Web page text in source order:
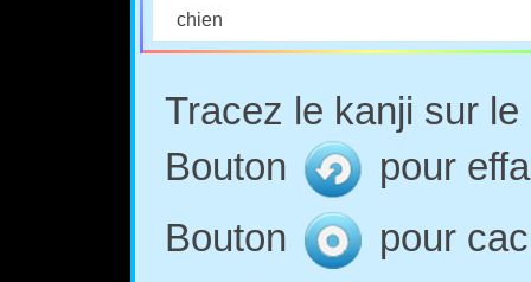
chien
Tracez le kanji sur
Bouton
pour
Bouton
pour